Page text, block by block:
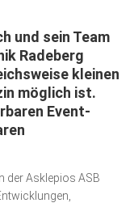
und sein Team
Radeberg
kleinen
möglich ist.
Event-
der Asklepios ASB